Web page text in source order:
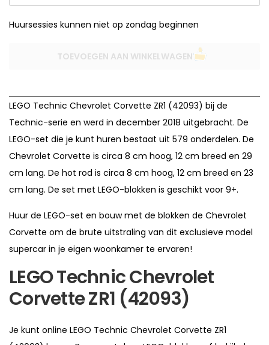
Huursessies kunnen niet op zondag beginnen
TOEVOEGEN AAN WINKELWAGEN
LEGO Technic Chevrolet Corvette ZR1 (42093) bij de
Technic-serie en werd in december 2018 uitgebracht. De
LEGO-set die je kunt huren bestaat uit 579 onderdelen. De
Chevrolet Corvette is circa 8 cm hoog, 12 cm breed en 29
cm lang. De hot rod is circa 8 cm hoog, 12 cm breed en 23
cm lang. De set met LEGO-blokken is geschikt voor 9+.
Huur de LEGO-set en bouw met de blokken de Chevrolet
Corvette om de brute uitstraling van dit exclusieve model
supercar in je eigen woonkamer te ervaren!
LEGO Technic Chevrolet
Corvette ZR1 (42093)
Je kunt online LEGO Technic Chevrolet Corvette ZR1